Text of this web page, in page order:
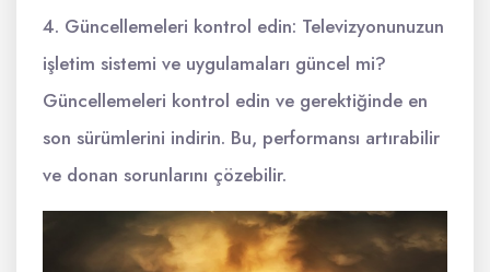
4. Güncellemeleri kontrol edin: Televizyonunuzun
işletim sistemi ve uygulamaları güncel mi?
Güncellemeleri kontrol edin ve gerektiğinde en
son sürümlerini indirin. Bu, performansı artırabilir
ve donan sorunlarını çözebilir.